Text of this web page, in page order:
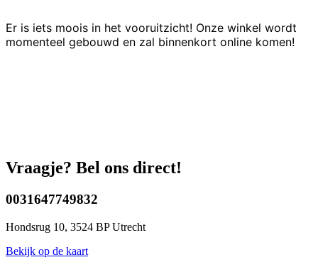
Er is iets moois in het vooruitzicht! Onze winkel wordt
momenteel gebouwd en zal binnenkort online komen!
Vraagje? Bel ons direct!
0031647749832
Hondsrug 10, 3524 BP Utrecht
Bekijk op de kaart